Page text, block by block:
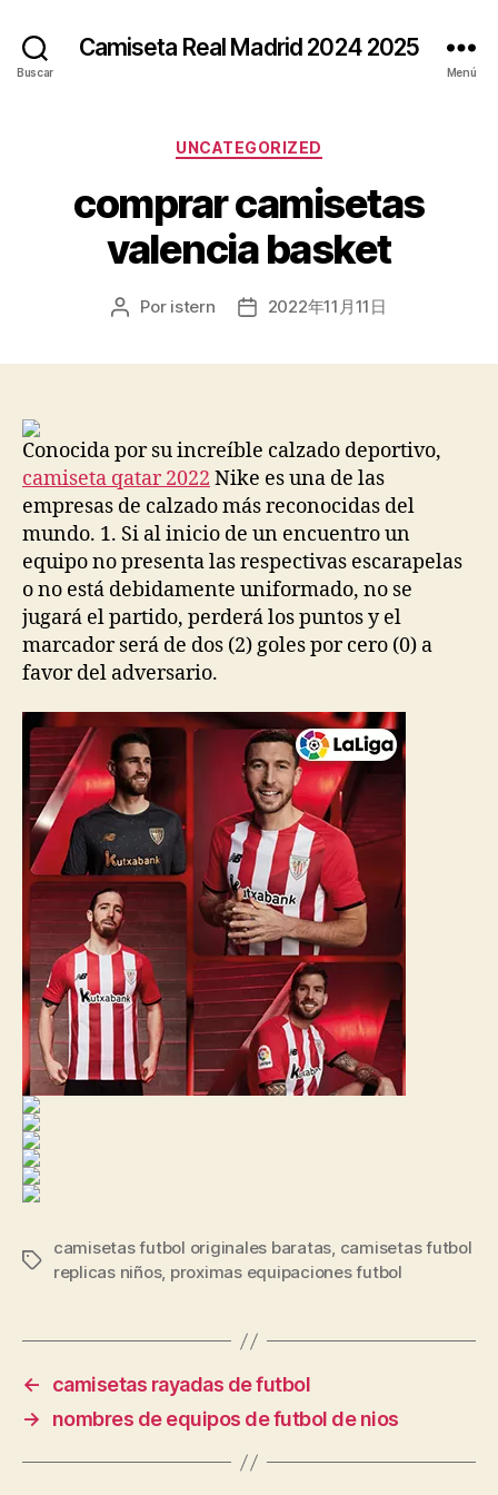
Buscar
Camiseta Real Madrid 2024 2025
Menú
Categorías
UNCATEGORIZED
comprar camisetas
valencia basket
Autor
Por istern
Fecha2022年11月11日
Conocida por su increíble calzado deportivo,
camiseta qatar 2022 Nike es una de las
empresas de calzado más reconocidas del
mundo. 1. Si al inicio de un encuentro un
equipo no presenta las respectivas escarapelas
o no está debidamente uniformado, no se
jugará el partido, perderá los puntos y el
marcador será de dos (2) goles por cero (0) a
favor del adversario.
Etiquetas
camisetas futbol originales baratas, camisetas futbol
replicas niños, proximas equipaciones futbol
←
camisetas rayadas de futbol
→
nombres de equipos de futbol de nios